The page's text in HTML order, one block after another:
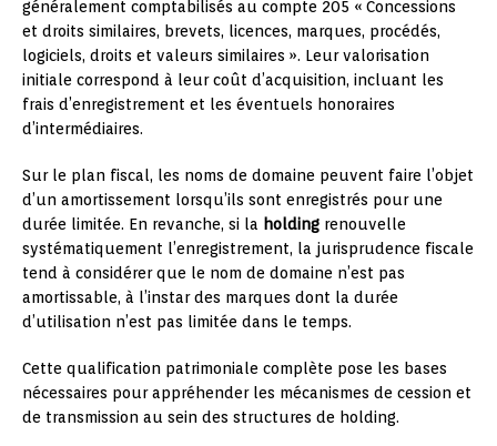
généralement comptabilisés au compte 205 « Concessions
et droits similaires, brevets, licences, marques, procédés,
logiciels, droits et valeurs similaires ». Leur valorisation
initiale correspond à leur coût d’acquisition, incluant les
frais d’enregistrement et les éventuels honoraires
d’intermédiaires.
Sur le plan fiscal, les noms de domaine peuvent faire l’objet
d’un amortissement lorsqu’ils sont enregistrés pour une
durée limitée. En revanche, si la holding renouvelle
systématiquement l’enregistrement, la jurisprudence fiscale
tend à considérer que le nom de domaine n’est pas
amortissable, à l’instar des marques dont la durée
d’utilisation n’est pas limitée dans le temps.
Cette qualification patrimoniale complète pose les bases
nécessaires pour appréhender les mécanismes de cession et
de transmission au sein des structures de holding.